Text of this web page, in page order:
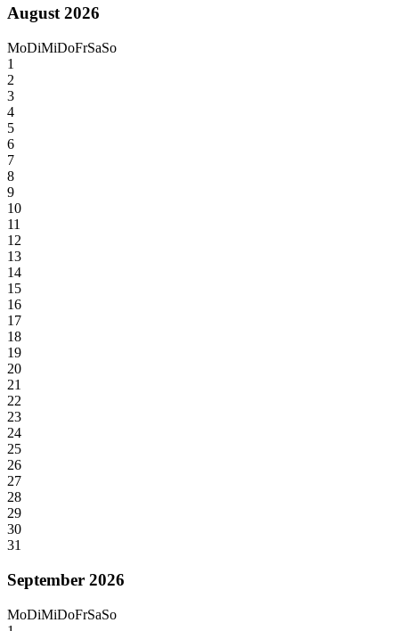
August 2026
MoDiMiDoFrSaSo
1
2
3
4
5
6
7
8
9
10
11
12
13
14
15
16
17
18
19
20
21
22
23
24
25
26
27
28
29
30
31
September 2026
MoDiMiDoFrSaSo